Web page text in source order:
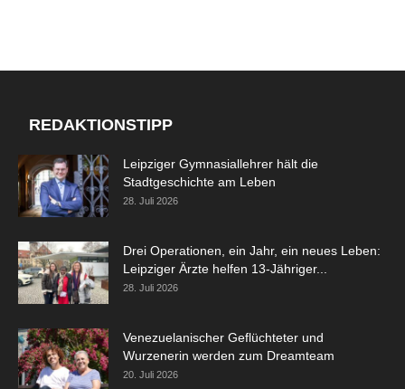
REDAKTIONSTIPP
Leipziger Gymnasiallehrer hält die
Stadtgeschichte am Leben
28. Juli 2026
Drei Operationen, ein Jahr, ein neues Leben:
Leipziger Ärzte helfen 13-Jähriger...
28. Juli 2026
Venezuelanischer Geflüchteter und
Wurzenerin werden zum Dreamteam
20. Juli 2026